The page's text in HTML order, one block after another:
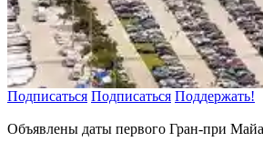
Подписаться Подписаться Поддержать!
Объявлены даты первого Гран-при